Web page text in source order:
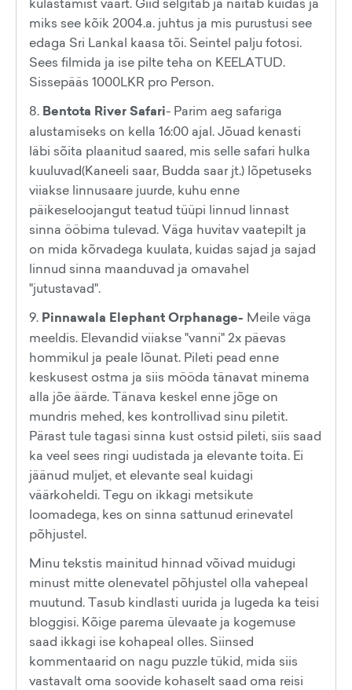
miks see kõik 2004.a. juhtus ja mis purustusi see
edaga Sri Lankal kaasa tõi. Seintel palju fotosi.
Sees filmida ja ise pilte teha on KEELATUD.
Sissepääs 1000LKR pro Person.
8. Bentota River Safari- Parim aeg safariga
alustamiseks on kella 16:00 ajal. Jõuad kenasti
läbi sõita plaanitud saared, mis selle safari hulka
kuuluvad(Kaneeli saar, Budda saar jt.) lõpetuseks
viiakse linnusaare juurde, kuhu enne
päikeseloojangut teatud tüüpi linnud linnast
sinna ööbima tulevad. Väga huvitav vaatepilt ja
on mida kõrvadega kuulata, kuidas sajad ja sajad
linnud sinna maanduvad ja omavahel
"jutustavad".
9. Pinnawala Elephant Orphanage- Meile väga
meeldis. Elevandid viiakse "vanni" 2x päevas
hommikul ja peale lõunat. Pileti pead enne
keskusest ostma ja siis mööda tänavat minema
alla jõe äärde. Tänava keskel enne jõge on
mundris mehed, kes kontrollivad sinu piletit.
Pärast tule tagasi sinna kust ostsid pileti, siis saad
ka veel sees ringi uudistada ja elevante toita. Ei
jäänud muljet, et elevante seal kuidagi
väärkoheldi. Tegu on ikkagi metsikute
loomadega, kes on sinna sattunud erinevatel
põhjustel.
Minu tekstis mainitud hinnad võivad muidugi
minust mitte olenevatel põhjustel olla vahepeal
muutund. Tasub kindlasti uurida ja lugeda ka teisi
bloggisi. Kõige parema ülevaate ja kogemuse
saad ikkagi ise kohapeal olles. Siinsed
kommentaarid on nagu puzzle tükid, mida siis
vastavalt oma soovide kohaselt saad oma reisi